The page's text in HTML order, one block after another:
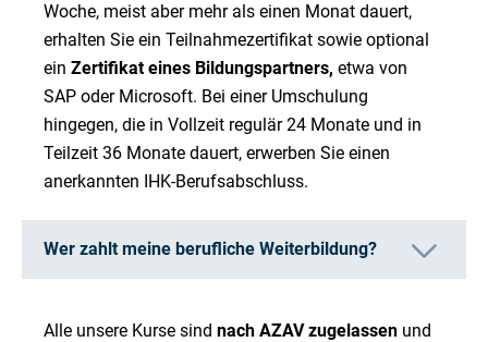
Woche, meist aber mehr als einen Monat dauert,
erhalten Sie ein Teilnahmezertifikat sowie optional
ein Zertifikat eines Bildungspartners, etwa von
SAP oder Microsoft. Bei einer Umschulung
hingegen, die in Vollzeit regulär 24 Monate und in
Teilzeit 36 Monate dauert, erwerben Sie einen
anerkannten IHK-Berufsabschluss.
Wer zahlt meine berufliche Weiterbildung?
Alle unsere Kurse sind nach AZAV zugelassen und